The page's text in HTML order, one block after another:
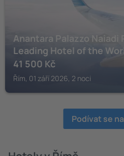
Anantara Palazzo Naiadi
Leading Hotel of the
41 500 Kč
Řím, 01 září 2026, 2 noci
Podívat se